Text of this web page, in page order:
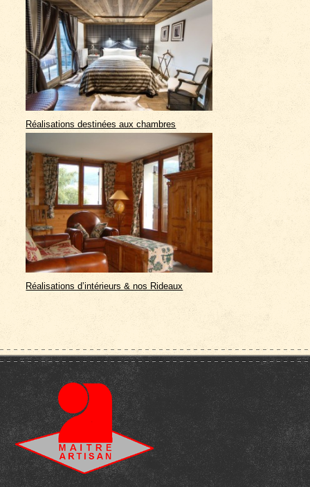
Réalisations destinées aux chambres
Réalisations d’intérieurs & nos Rideaux